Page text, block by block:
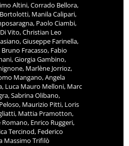
Altini, Corrado Bellora,
Manila Calipari,
Paolo Ciambi,
Vito, Christian Leo
Giuseppe Farinella,
Fracasso, Fabio
Giorgia Gambino,
Marlène Jorrioz,
Mangano, Angela
Luca Mauro Melloni, Marc
Sabrina Olibano,
Maurizio Pitti, Loris
Mattia Pramotton,
Enrico Ruggeri,
Tercinod, Federico
Massimo Trifilò